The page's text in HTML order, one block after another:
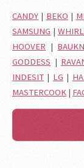
CANDY | BEKO |
SAMSUNG |
HOOVER |
GODDESS |
INDESIT | LG |
MASTERCOOK |